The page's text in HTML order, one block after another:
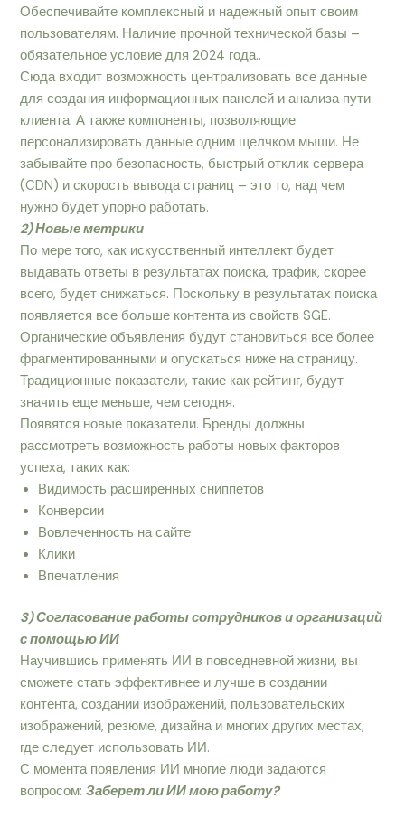
Обеспечивайте комплексный и надежный опыт своим
пользователям. Наличие прочной технической базы –
обязательное условие для 2024 года..
Сюда входит возможность централизовать все данные
для создания информационных панелей и анализа пути
клиента. А также компоненты, позволяющие
персонализировать данные одним щелчком мыши. Не
забывайте про безопасность, быстрый отклик сервера
(CDN) и скорость вывода страниц – это то, над чем
нужно будет упорно работать.
2) Новые метрики
По мере того, как искусственный интеллект будет
выдавать ответы в результатах поиска, трафик, скорее
всего, будет снижаться. Поскольку в результатах поиска
появляется все больше контента из свойств SGE.
Органические объявления будут становиться все более
фрагментированными и опускаться ниже на страницу.
Традиционные показатели, такие как рейтинг, будут
значить еще меньше, чем сегодня.
Появятся новые показатели. Бренды должны
рассмотреть возможность работы новых факторов
успеха, таких как:
Видимость расширенных сниппетов
Конверсии
Вовлеченность на сайте
Клики
Впечатления
3) Согласование работы сотрудников и организаций
с помощью ИИ
Научившись применять ИИ в повседневной жизни, вы
сможете стать эффективнее и лучше в создании
контента, создании изображений, пользовательских
изображений, резюме, дизайна и многих других местах,
где следует использовать ИИ.
С момента появления ИИ многие люди задаются
вопросом:Заберет ли ИИ мою работу?